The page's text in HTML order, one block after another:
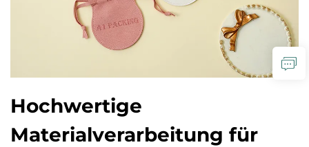
Hochwertige
Materialverarbeitung für